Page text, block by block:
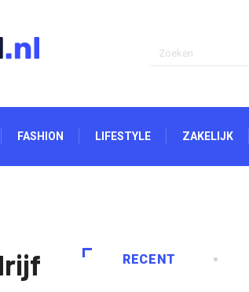
FASHION LIFESTYLE ZAKELIJK
RECENT